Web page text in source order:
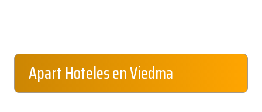
Apart Hoteles en Viedma